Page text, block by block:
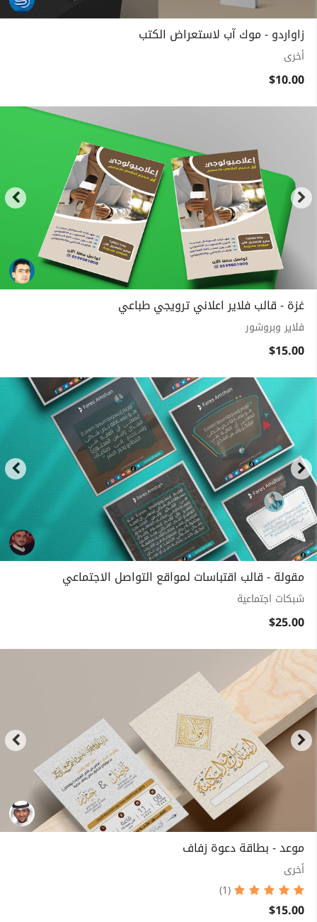
زاواردو - موك آب لاستعراض الكتب
أخرى
$10.00
غزة - قالب فلاير اعلاني ترويجي طباعي
فلاير وبروشور
$15.00
مقولة - قالب اقتباسات لمواقع التواصل الاجتماعي
شبكات اجتماعية
$25.00
موعد - بطاقة دعوة زفاف
أخرى
(1)
$15.00